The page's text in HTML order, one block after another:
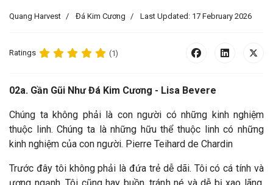
Quang Harvest Đá Kim Cương Last Updated: 17 February 2026
Ratings (1)
02a. Gần Gũi Như Đá Kim Cương - Lisa Bevere
Chúng ta không phải là con người có những kinh nghiệm
thuộc linh. Chúng ta là những hữu thể thuộc linh có những
kinh nghiệm của con người. Pierre Teihard de Chardin
Trước đây tôi không phải là đứa trẻ dễ dãi. Tôi có cá tính và